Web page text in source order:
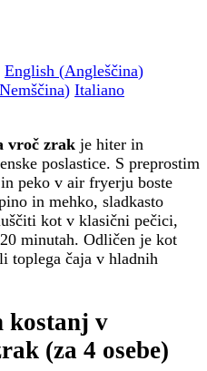
English (Angleščina)
Nemščina) Italiano
vroč zrak je hiter in
poslastice. S preprostim
peko v air fryerju boste
in mehko, sladkasto
kot v klasični pečici,
minutah. Odličen je kot
toplega čaja v hladnih
kostanj v
(za 4 osebe)